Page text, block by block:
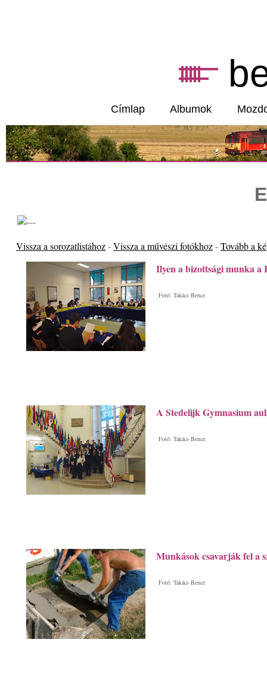
Címlap Albumok
Vissza a sorozatlistához-Vissza a művészi fotókhoz-Tovább a
Ilyen a bizottsági munka
Fotó: Takács Bence
A Stedelijk Gymnasium
Fotó: Takács Bence
Munkások csavarják fel a
Fotó: Takács Bence